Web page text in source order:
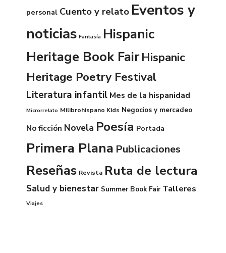
personal Cuento y relato Eventos y
noticias Fantasía Hispanic
Heritage Book FairHispanic
Heritage Poetry Festival
Literatura infantil Mes de la hispanidad
Microrrelato Milibrohispano Kids Negocios y mercadeo
No ficción Novela Poesía Portada
Primera Plana Publicaciones
Reseñas Revista Ruta de lectura
Salud y bienestar Summer Book Fair Talleres
Viajes